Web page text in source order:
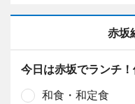
赤坂
今日は赤坂でランチ
和食・和定食